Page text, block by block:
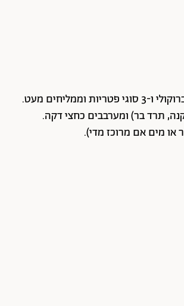
2. מחממים ווק היטב על להבה גבוהה במשך כמה דקות. מוסיפים שמן ומייד גם שום, ג'ינג'ר ולמון גראס. מקפיצים 20-10 שניות ולא יותר! מוסיפים פרחי ברוקולי ו-3 סוגי פטריות וממליחים מעט.
תרד בר) ומערבבים כחצי דקה.